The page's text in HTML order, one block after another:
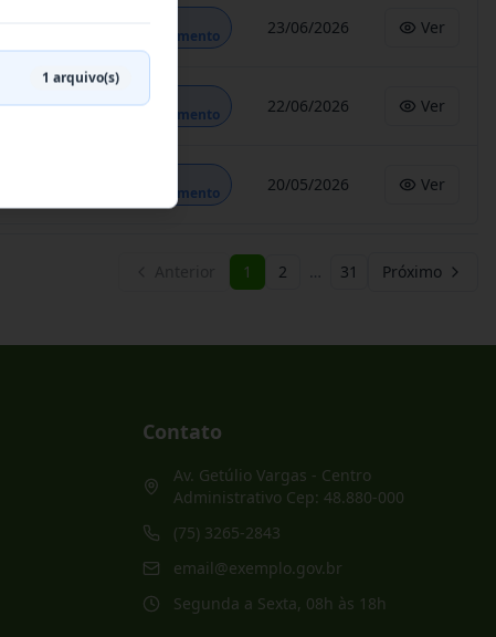
Andamento
23/06/2026 Ver
Em
Andamento
22/06/2026 Ver
Andamento
20/05/2026 Ver
1 2 … 31 Próximo
Contato
Av. Getúlio Vargas - Centro
Administrativo Cep: 48.880-000
(75) 3265-2843
email@exemplo.gov.br
Segunda a Sexta, 08h às 18h
1 arquivo(s)